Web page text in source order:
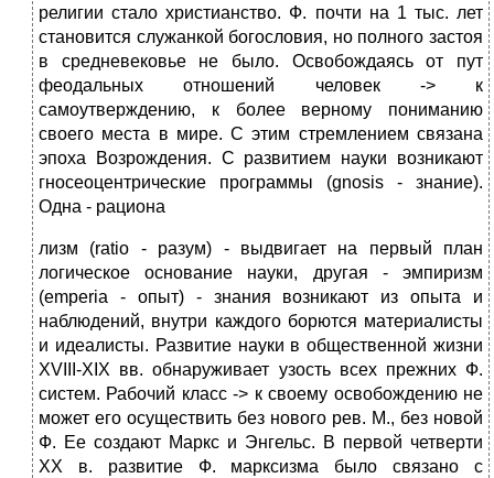
религии стало христианство. Ф. почти на 1 тыс. лет
становится служанкой богословия, но полного застоя
в средневековье не было. Освобождаясь от пут
феодальных отношений человек -> к
самоутверждению, к более верному пониманию
своего места в мире. С этим стремлением связана
эпоха Возрождения. С развитием науки возникают
гносеоцентрические программы (gnosis - знание).
Одна - рациона
лизм (ratio - разум) - выдвигает на первый план
логическое основание науки, другая - эмпиризм
(emperia - опыт) - знания возникают из опыта и
наблюдений, внутри каждого борются материалисты
и идеалисты. Развитие науки в общественной жизни
XVIII-XIX вв. обнаруживает узость всех прежних Ф.
систем. Рабочий класс -> к своему освобождению не
может его осуществить без нового рев. М., без новой
Ф. Ее создают Маркс и Энгельс. В первой четверти
XX в. развитие Ф. марксизма было связано с